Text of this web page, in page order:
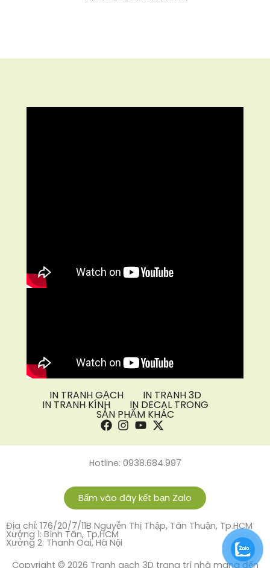
IN TRANH GẠCH IN TRANH 3D
IN TRANH KÍNH IN DECAL TRONG
SẢN PHẨM KHÁC
Hotline: 0938.684.997
Bấm vào đây kết bạn Zalo
Địa chỉ: 176/20/7/11B Nguyễn Thị Thập, Tân Thuận, Tp.HCM
Xưởng 1: Bình Tân, Tp.HCM
Xưởng 2: Thanh Oai, Hà Nội
Copyright © 2026 Tranh gạch 3D trang trí nhà mang đến